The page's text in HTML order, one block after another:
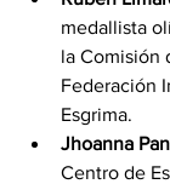
medallista
la Comisión
Federación
Esgrima.
Jhoanna
Centro de